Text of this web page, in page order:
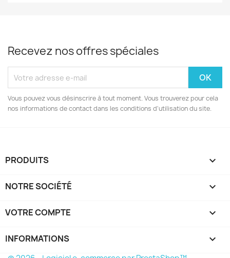
Recevez nos offres spéciales
Vous pouvez vous désinscrire à tout moment. Vous trouverez pour cela
nos informations de contact dans les conditions d'utilisation du site.
PRODUITS 
NOTRE SOCIÉTÉ 
VOTRE COMPTE 
INFORMATIONS keyboard_arrow_down